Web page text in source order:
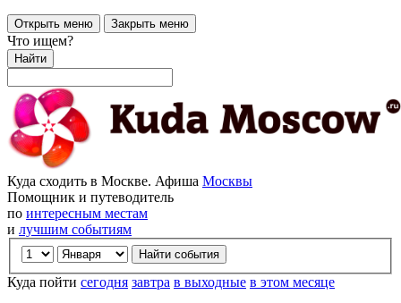
Открыть меню Закрыть меню
Что ищем?
Найти
Куда сходить в Москве. Афиша Москвы
Помощник и путеводитель
по интересным местам
и лучшим событиям
Куда пойти сегодня завтра в выходные в этом месяце